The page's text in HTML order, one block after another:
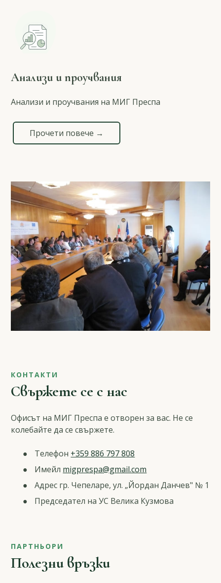
Анализи и проучвания
Анализи и проучвания на МИГ Преспа
Прочети повече →
КОНТАКТИ
Свържете се с нас
Офисът на МИГ Преспа е отворен за вас. Не се
колебайте да се свържете.
Телефон +359 886 797 808
Имейл migprespa@gmail.com
Адрес гр. Чепеларе, ул. „Йордан Данчев" № 1
Председател на УС Велика Кузмова
ПАРТНЬОРИ
Полезни връзки